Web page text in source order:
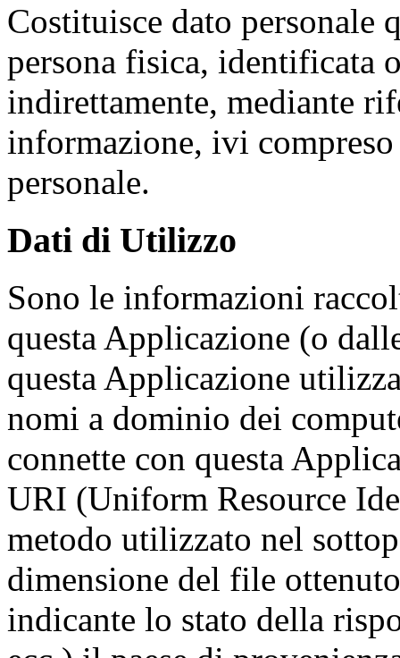
Costituisce dato personale
persona fisica, identificata
indirettamente, mediante
informazione, ivi
personale.
Dati di Utilizzo
Sono le informazioni
questa Applicazione (o
questa Applicazione
nomi a dominio dei
connette con questa
URI (Uniform Resource
metodo utilizzato nel
dimensione del file
indicante lo stato della